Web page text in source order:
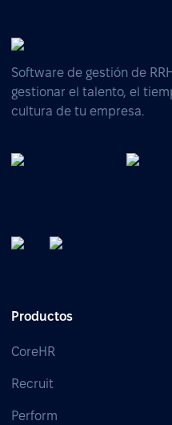
Software de gestión de
gestionar el talento, el
cultura de tu empresa.
Productos
CoreHR
Recruit
Perform